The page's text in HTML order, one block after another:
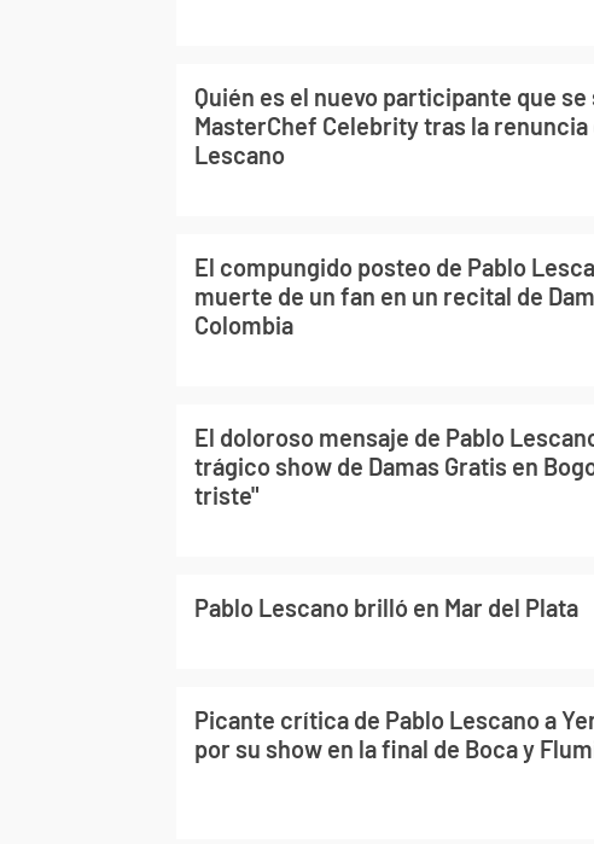
Quién es el nuevo participante que se
MasterChef Celebrity tras la renuncia
Lescano
El compungido posteo de Pablo
muerte de un fan en un recital de
Colombia
El doloroso mensaje de Pablo
trágico show de Damas Gratis en
triste"
Pablo Lescano brilló en Mar del Plata
Picante crítica de Pablo Lescano a
por su show en la final de Boca y